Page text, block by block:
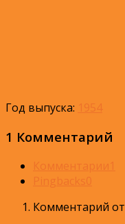
Год выпуска: 1954
1 Комментарий
Комментарии1
Pingbacks0
Комментарий от